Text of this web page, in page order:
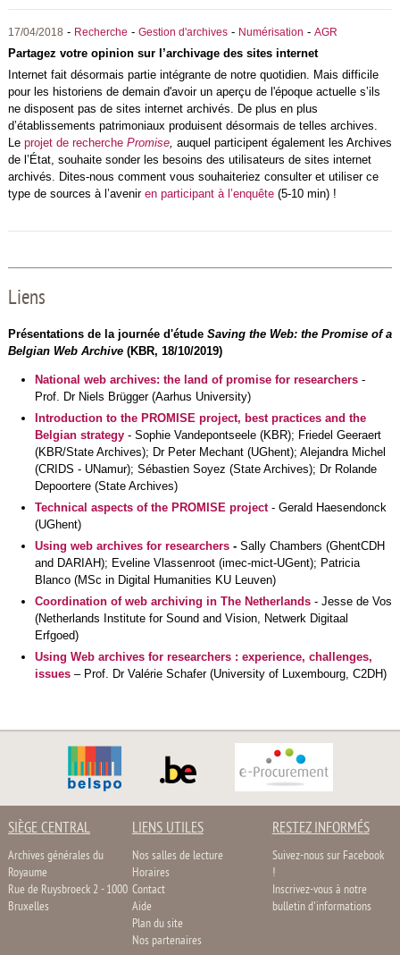
17/04/2018 - Recherche - Gestion d'archives- Numérisation - AGR
Partagez votre opinion sur l’archivage des sites internet
Internet fait désormais partie intégrante de notre quotidien. Mais difficile
pour les historiens de demain d'avoir un aperçu de l'époque actuelle s’ils
ne disposent pas de sites internet archivés. De plus en plus
d’établissements patrimoniaux produisent désormais de telles archives.
Le projet de recherche Promise, auquel participent également les Archives
de l’État, souhaite sonder les besoins des utilisateurs de sites internet
archivés. Dites-nous comment vous souhaiteriez consulter et utiliser ce
type de sources à l’avenir en participant à l’enquête(5-10 min) !
Liens
Présentations de la journée d'étude Saving the Web: the Promise of a
Belgian Web Archive (KBR, 18/10/2019)
National web archives: the land of promise for researchers-
Prof. Dr Niels Brügger (Aarhus University)
Introduction to the PROMISE project, best practices and the
Belgian strategy- Sophie Vandepontseele (KBR); Friedel Geeraert
(KBR/State Archives); Dr Peter Mechant (UGhent); Alejandra Michel
(CRIDS - UNamur); Sébastien Soyez (State Archives); Dr Rolande
Depoortere (State Archives)
Technical aspects of the PROMISE project - Gerald Haesendonck
(UGhent)
Using web archives for researchers-Sally Chambers (GhentCDH
and DARIAH); Eveline Vlassenroot (imec-mict-UGent); Patricia
Blanco (MSc in Digital Humanities KU Leuven)
Coordination of web archiving in The Netherlands- Jesse de Vos
(Netherlands Institute for Sound and Vision, Netwerk Digitaal
Erfgoed)
Using Web archives for researchers : experience, challenges,
issues – Prof. Dr Valérie Schafer (University of Luxembourg, C2DH)
SIÈGE CENTRAL
Archives générales du
Royaume
Rue de Ruysbroeck 2 - 1000
Bruxelles
LIENS UTILES
Nos salles de lecture
Horaires
Contact
Aide
Plan du site
Nos partenaires
RESTEZ INFORMÉS
Suivez-nous sur Facebook
!
Inscrivez-vous à notre
bulletin d'informations